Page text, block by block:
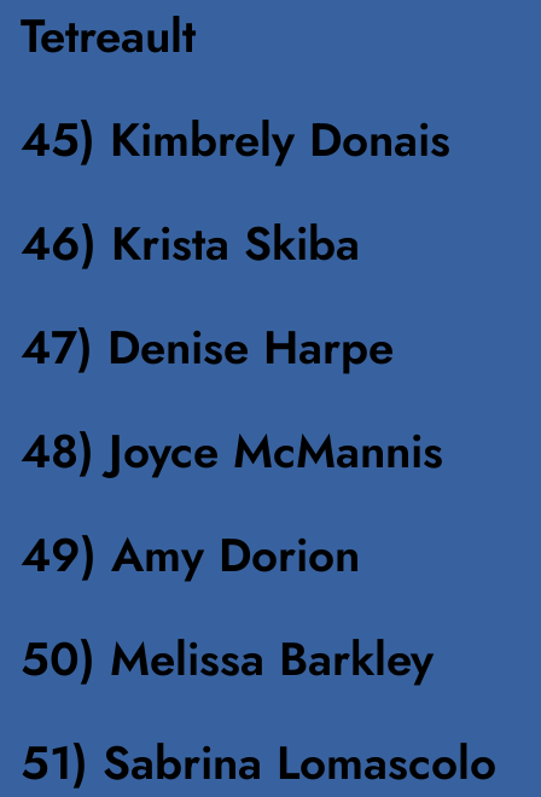
Tetreault
45) Kimbrely Donais
46) Krista Skiba
47) Denise Harpe
48) Joyce McMannis
49) Amy Dorion
50) Melissa Barkley
51) Sabrina Lomascolo